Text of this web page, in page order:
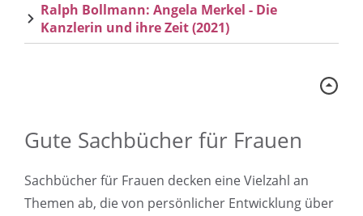
Ralph Bollmann: Angela Merkel - Die
Kanzlerin und ihre Zeit (2021)
Gute Sachbücher für Frauen
Sachbücher für Frauen decken eine Vielzahl an
Themen ab, die von persönlicher Entwicklung über